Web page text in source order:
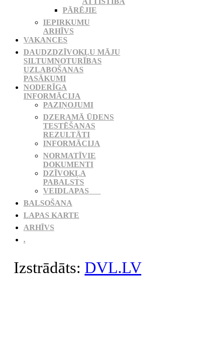
PĀRĒJIE
IEPIRKUMU
ARHĪVS
VAKANCES
DAUDZDZĪVOKĻU MĀJU
SILTUMNOTURĪBAS
UZLABOŠANAS
PASĀKUMI
NODERĪGA
INFORMĀCIJA
PAZIŅOJUMI
DZERAMĀ ŪDENS
TESTĒŠANAS
REZULTĀTI
INFORMĀCIJA
NORMATĪVIE
DOKUMENTI
DZĪVOKĻA
PABALSTS
VEIDLAPAS
BALSOŠANA
LAPAS KARTE
ARHĪVS
.
Izstrādāts: DVL.LV